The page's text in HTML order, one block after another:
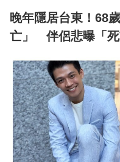
晚年隱居台東！68
亡」 伴侶悲曝「死